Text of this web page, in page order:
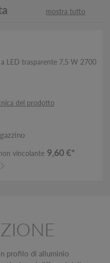
mostra tutto
LED trasparente 7,5 W 2700
del prodotto
vincolante 9,60 €*
profilo di alluminio